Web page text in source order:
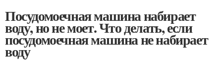
Посудомоечная машина набирает
воду, но не моет. Что делать, если
посудомоечная машина не набирает
воду